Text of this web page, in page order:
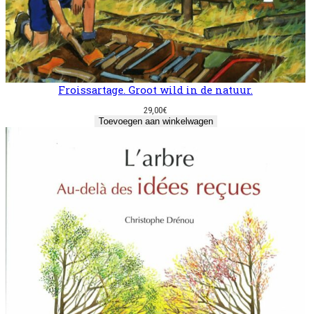
Froissartage. Groot wild in de natuur.
29,00€
Toevoegen aan winkelwagen